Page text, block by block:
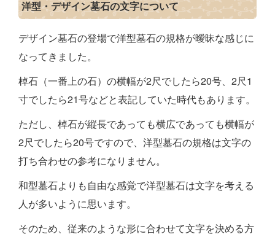
洋型・デザイン墓石の文字について
デザイン墓石の登場で洋型墓石の規格が曖昧な感じに
なってきました。
棹石（一番上の石）の横幅が2尺でしたら20号、2尺1
寸でしたら21号などと表記していた時代もあります。
ただし、棹石が縦長であっても横広であっても横幅が
2尺でしたら20号ですので、洋型墓石の規格は文字の
打ち合わせの参考になりません。
和型墓石よりも自由な感覚で洋型墓石は文字を考える
人が多いように思います。
そのため、従来のような形に合わせて文字を決める方